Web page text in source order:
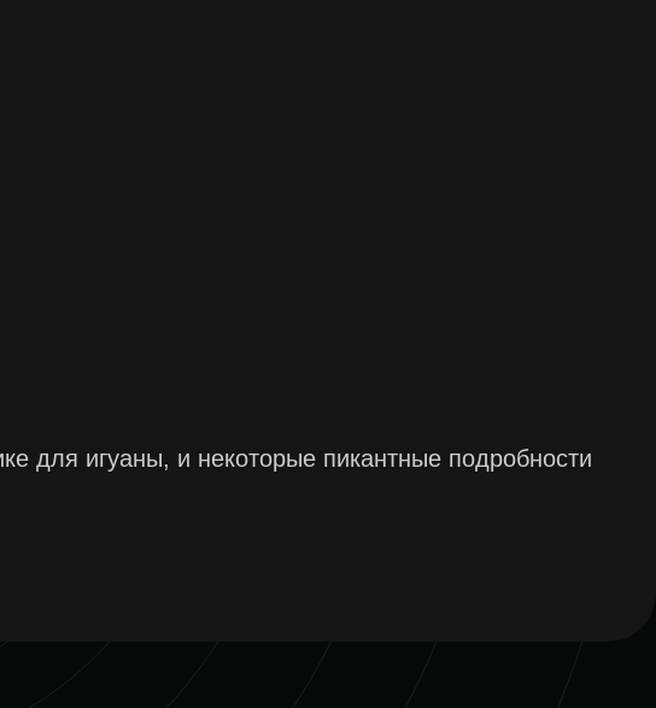
для игуаны, и некоторые пикантные подробности